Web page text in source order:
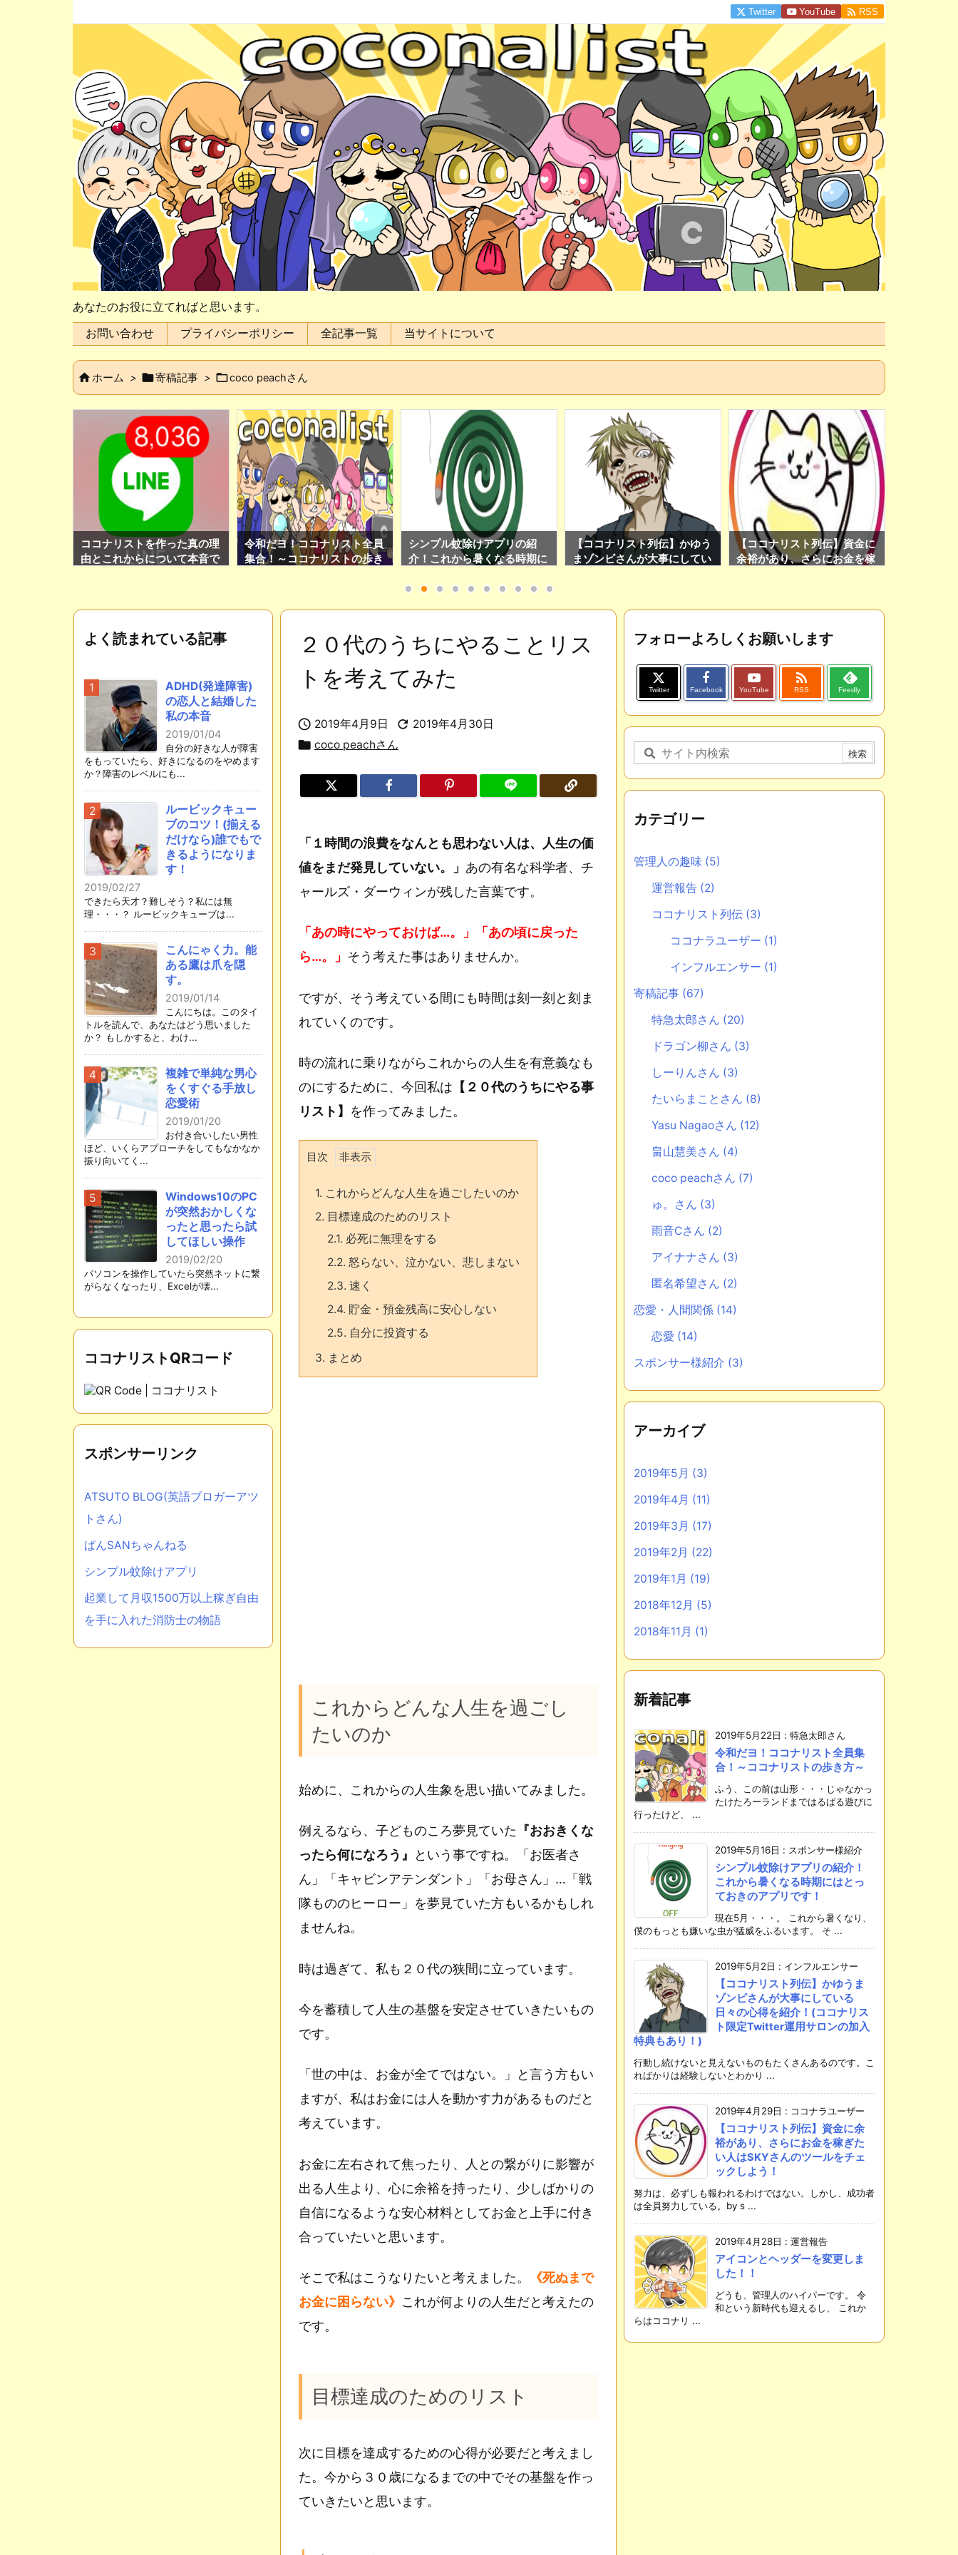
あなたのお役に立てればと思います。
お問い合わせ
プライバシーポリシー 全記事一覧 当サイトについて
Twitter YouTube  RSS
ホーム > 寄稿記事 > coco peachさん
ココナリストを作った真の理
由とこれからについて本音で
令和だヨ！ココナリスト全員
集合！～ココナリストの歩き
シンプル蚊除けアプリの紹
介！これから暑くなる時期に
【ココナリスト列伝】かゆう
まゾンビさんが大事にしてい
【ココナリスト列伝】資金に
余裕があり、さらにお金を稼
２０代のうちにやることリス
トを考えてみた
 2019年4月9日  2019年4月30日
 coco peachさん
「１時間の浪費をなんとも思わない人は、人生の価
値をまだ発見していない。」 あの有名な科学者、チ
ャールズ・ダーウィンが残した言葉です。
「あの時にやっておけば…。」「あの頃に戻った
ら…。」 そう考えた事はありませんか。
ですが、そう考えている間にも時間は刻一刻と刻ま
れていくのです。
時の流れに乗りながらこれからの人生を有意義なも
のにするために、今回私は 【２０代のうちにやる事
リスト】 を作ってみました。
目次
1. これからどんな人生を過ごしたいのか
2. 目標達成のためのリスト
2.1. 必死に無理をする
2.2. 怒らない、泣かない、悲しまない
2.3. 速く
2.4. 貯金・預金残高に安心しない
2.5. 自分に投資する
3. まとめ
これからどんな人生を過ごし
たいのか
始めに、これからの人生象を思い描いてみました。
例えるなら、子どものころ夢見ていた 『おおきくな
ったら何になろう』
という事ですね。「お医者さ
ん」「キャビンアテンダント」「お母さん」…「戦
隊もののヒーロー」を夢見ていた方もいるかもしれ
ませんね。
時は過ぎて、私も２０代の狭間に立っています。
今を蓄積して人生の基盤を安定させていきたいもの
です。
「世の中は、お金が全てではない。」と言う方もい
ますが、私はお金には人を動かす力があるものだと
考えています。
お金に左右されて焦ったり、人との繋がりに影響が
出る人生より、心に余裕を持ったり、少しばかりの
自信になるような安心材料としてお金と上手に付き
合っていたいと思います。
そこで私はこうなりたいと考えました。
《死ぬまで
お金に困らない》 これが何よりの人生だと考えたの
です。
目標達成のためのリスト
次に目標を達成するための心得が必要だと考えまし
た。今から３０歳になるまでの中でその基盤を作っ
ていきたいと思います。
よく読まれている記事
ADHD(発達障害)
の恋人と結婚した
私の本音
2019/01/04
自分の好きな人が障害
をもっていたら、好きになるのをやめます
か？障害のレベルにも...
ルービックキュー
ブのコツ！(揃える
だけなら)誰でもで
きるようになりま
す！
2019/02/27
できたら天才？難しそう？私には無
理・・・？ ルービックキューブは...
こんにゃく力。能
ある鷹は爪を隠
す。
2019/01/14
こんにちは。このタイ
トルを読んで、あなたはどう思いました
か？ もしかすると、わけ...
複雑で単純な男心
をくすぐる手放し
恋愛術
2019/01/20
お付き合いしたい男性
ほど、いくらアプローチをしてもなかなか
振り向いてく...
Windows10のPC
が突然おかしくな
ったと思ったら試
してほしい操作
2019/02/20
パソコンを操作していたら突然ネットに繋
がらなくなったり、Excelが壊...
ココナリストQRコード
スポンサーリンク
ATSUTO BLOG(英語ブロガーアツ
トさん)
ぱんSANちゃんねる
シンプル蚊除けアプリ
起業して月収1500万以上稼ぎ自由
を手に入れた消防士の物語
フォローよろしくお願いします
Twitter Facebook YouTube

RSS Feedly
カテゴリー
管理人の趣味 (5)
運営報告 (2)
ココナリスト列伝 (3)
ココナラユーザー (1)
インフルエンサー (1)
寄稿記事 (67)
特急太郎さん (20)
ドラゴン柳さん (3)
しーりんさん (3)
たいらまことさん (8)
Yasu Nagaoさん (12)
畠山慧美さん (4)
coco peachさん (7)
ゅ。さん (3)
雨音Cさん (2)
アイナナさん (3)
匿名希望さん (2)
恋愛・人間関係 (14)
恋愛 (14)
スポンサー様紹介 (3)
アーカイブ
2019年5月 (3)
2019年4月 (11)
2019年3月 (17)
2019年2月 (22)
2019年1月 (19)
2018年12月 (5)
2018年11月 (1)
新着記事
2019年5月22日 : 特急太郎さん
令和だヨ！ココナリスト全員集
合！～ココナリストの歩き方～
ふう、この前は山形・・・じゃなかっ
たけたろーランドまではるばる遊びに
行ったけど、 ...
2019年5月16日 : スポンサー様紹介
シンプル蚊除けアプリの紹介！
これから暑くなる時期にはとっ
ておきのアプリです！
現在5月・・・。 これから暑くなり、
僕のもっとも嫌いな虫が猛威をふるいます。 そ ...
2019年5月2日 : インフルエンサー
【ココナリスト列伝】かゆうま
ゾンビさんが大事にしている
日々の心得を紹介！(ココナリス
ト限定Twitter運用サロンの加入
特典もあり！)
行動し続けないと見えないものもたくさんあるのです。こ
ればかりは経験しないとわかり ...
2019年4月29日 : ココナラユーザー
【ココナリスト列伝】資金に余
裕があり、さらにお金を稼ぎた
い人はSKYさんのツールをチェ
ックしよう！
努力は、必ずしも報われるわけではない。しかし、成功者
は全員努力している。by s ...
2019年4月28日 : 運営報告
アイコンとヘッダーを変更しま
した！！
どうも、管理人のハイパーです。 令
和という新時代も迎えるし、 これか
らはココナリ ...